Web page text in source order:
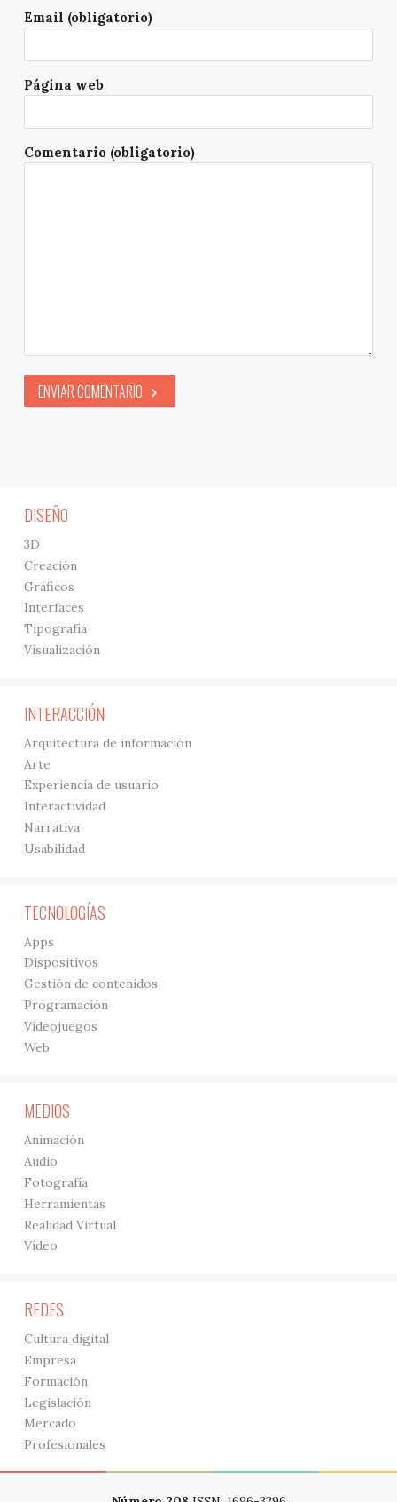
Email (obligatorio)
Página web
Comentario (obligatorio)
ENVIAR COMENTARIO
DISEÑO
3D
Creación
Gráficos
Interfaces
Tipografía
Visualización
INTERACCIÓN
Arquitectura de información
Arte
Experiencia de usuario
Interactividad
Narrativa
Usabilidad
TECNOLOGÍAS
Apps
Dispositivos
Gestión de contenidos
Programación
Videojuegos
Web
MEDIOS
Animación
Audio
Fotografía
Herramientas
Realidad Virtual
Vídeo
REDES
Cultura digital
Empresa
Formación
Legislación
Mercado
Profesionales